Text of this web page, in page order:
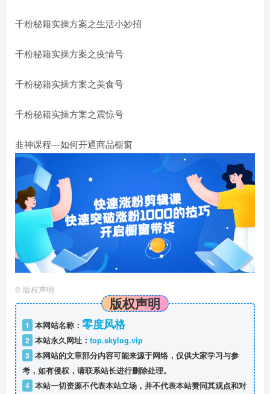
千粉秘籍实操方案之生活小妙招
千粉秘籍实操方案之疫情号
千粉秘籍实操方案之美食号
千粉秘籍实操方案之震惊号
韭神课程—如何开通商品橱窗
© 版权声明
版权声明
1 本网站名称： 零度风格
2 本站永久网址： top.skylog.vip
3 本网站的文章部分内容可能来源于网络，仅供大家学习与参
考，如有侵权，请联系站长进行删除处理。
4 本站一切资源不代表本站立场，并不代表本站赞同其观点和对